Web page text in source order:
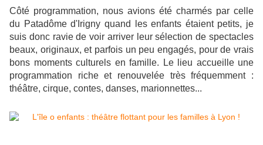
Côté programmation, nous avions été charmés par celle
du Patadôme d'Irigny quand les enfants étaient petits, je
suis donc ravie de voir arriver leur sélection de spectacles
beaux, originaux, et parfois un peu engagés, pour de vrais
bons moments culturels en famille. Le lieu accueille une
programmation riche et renouvelée très fréquemment :
théâtre, cirque, contes, danses, marionnettes...